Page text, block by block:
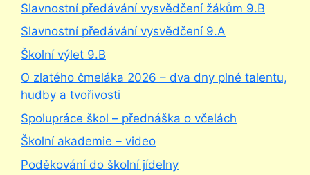
Slavnostní předávání vysvědčení žákům 9.B
Slavnostní předávání vysvědčení 9.A
Školní výlet 9.B
O zlatého čmeláka 2026 – dva dny plné talentu,
hudby a tvořivosti
Spolupráce škol – přednáška o včelách
Školní akademie – video
Poděkování do školní jídelny